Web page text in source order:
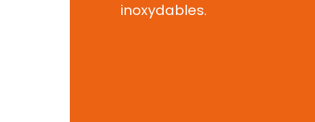
inoxydables.